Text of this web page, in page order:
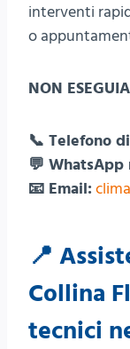
interventi
o
NON
📞 Telefono
💬 WhatsApp
📧 Email:
📍
Collina
tecnici